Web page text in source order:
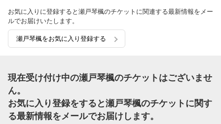
お気に入りに登録すると瀬戸琴楓のチケットに関連する最新情報をメー
ルでお届けいたします。
瀬戸琴楓をお気に入り登録する
現在受け付け中の瀬戸琴楓のチケットはございませ
ん。
お気に入り登録をすると瀬戸琴楓のチケットに関す
る最新情報をメールでお届けします。